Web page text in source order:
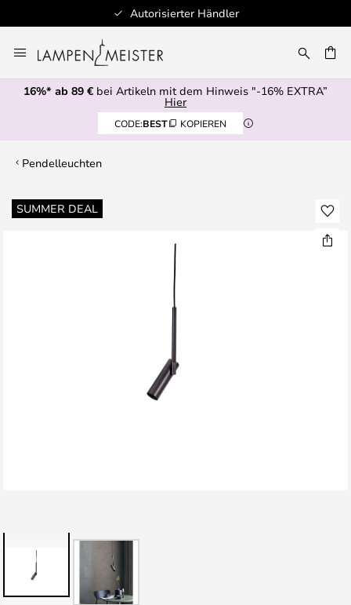
Autorisierter Händler
Inhalt
springen
16%* ab 89 € bei Artikeln mit dem Hinweis "-16% EXTRA”
Hier
CODE:BEST KOPIEREN
Pendelleuchten
SUMMER DEAL
Zum
Ende